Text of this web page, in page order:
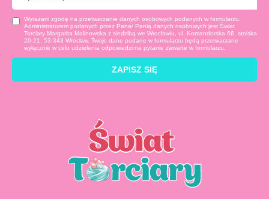
Wyrażam zgodę na przetwarzanie danych osobowych podanych w formularzu.
Administratorem podanych przez Pana/ Panią danych osobowych jest Świat
Torciary Margarita Malinowska z siedzibą we Wrocławiu, ul. Komandorska 66, stoiska
20-21, 53-343 Wrocław. Twoje dane podane w formularzu będą przetwarzane
wyłącznie w celu udzielenia odpowiedzi na pytanie zawarte w formularzu.
ZAPISZ SIĘ